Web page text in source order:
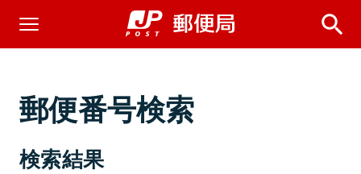
郵便番号検索
検索結果